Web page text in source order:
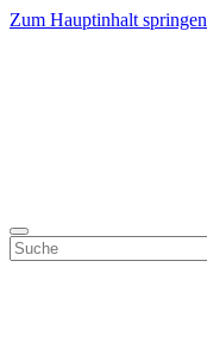
Zum Hauptinhalt springen